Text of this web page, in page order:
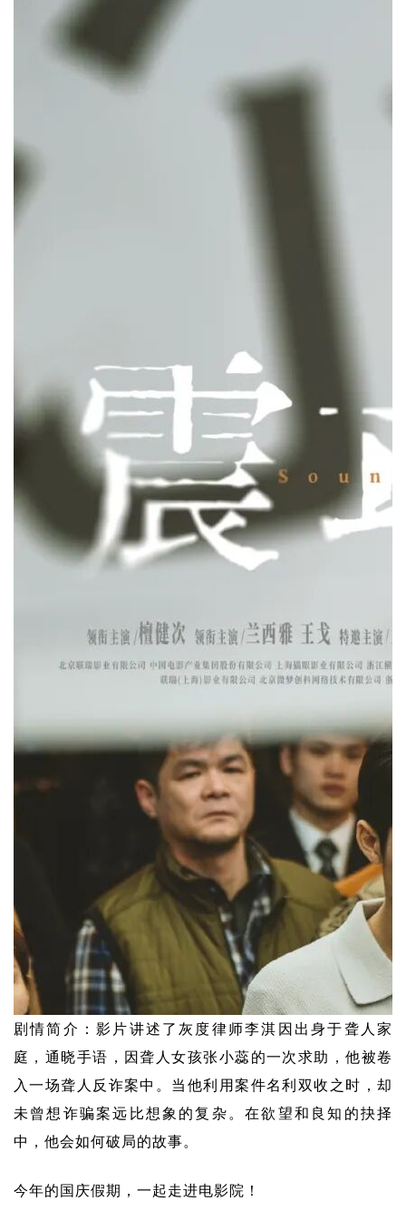
剧情简介：影片讲述了灰度律师李淇因出身于聋人家
庭，通晓手语，因聋人女孩张小蕊的一次求助，他被卷
入一场聋人反诈案中。当他利用案件名利双收之时，却
未曾想诈骗案远比想象的复杂。在欲望和良知的抉择
中，他会如何破局的故事。
今年的国庆假期，一起走进电影院！